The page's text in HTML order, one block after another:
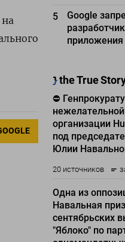
5
Google
приложения